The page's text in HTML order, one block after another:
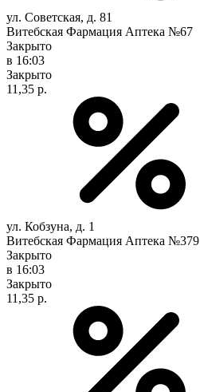
ул. Советская, д. 81
Витебская Фармация Аптека №67
Закрыто
в 16:03
Закрыто
11,35 р.
ул. Кобзуна, д. 1
Витебская Фармация Аптека №379
Закрыто
в 16:03
Закрыто
11,35 р.